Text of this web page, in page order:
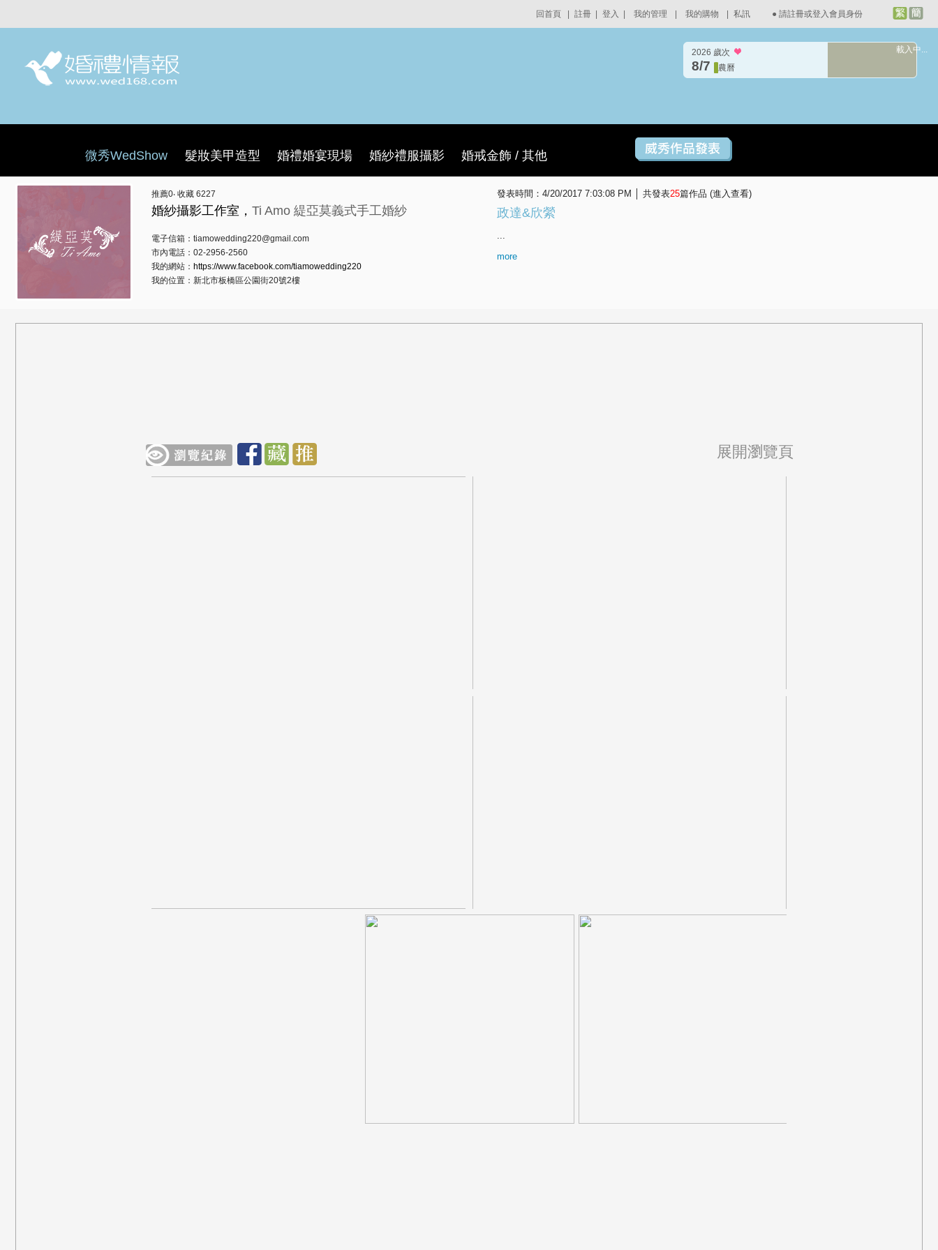
回首頁 註冊 登入 我的管理 我的購物 私訊 ● 請註冊或登入會員身份
2026 歲次
8/7 農曆
載入中...
微秀WedShow 髮妝美甲造型 婚禮婚宴現場 婚紗禮服攝影 婚戒金飾 / 其他
推薦0‧ 收藏 6227
婚紗攝影工作室， Ti Amo 緹亞莫義式手工婚紗
電子信箱：tiamowedding220@gmail.com
市內電話：02-2956-2560
我的網站： https://www.facebook.com/tiamowedding220
我的位置：新北市板橋區公園街20號2樓
發表時間：4/20/2017 7:03:08 PM │ 共發表25篇作品 (進入查看)
政達&欣縈
...
more
展開瀏覽頁